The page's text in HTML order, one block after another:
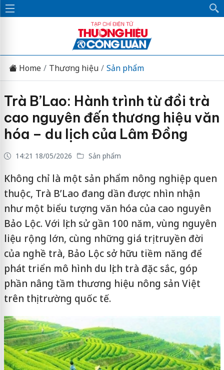
Home Thương hiệu Sản phẩm
Trà B’Lao: Hành trình từ đồi trà
cao nguyên đến thương hiệu văn
hóa – du lịch của Lâm Đồng
14:21 18/05/2026 Sản phẩm
Không chỉ là một sản phẩm nông nghiệp quen
thuộc, Trà B’Lao đang dần được nhìn nhận
như một biểu tượng văn hóa của cao nguyên
Bảo Lộc. Với lịch sử gần 100 năm, vùng nguyên
liệu rộng lớn, cùng những giá trị truyền đời
của nghề trà, Bảo Lộc sở hữu tiềm năng để
phát triển mô hình du lịch trà đặc sắc, góp
phần nâng tầm thương hiệu nông sản Việt
trên thị trường quốc tế.